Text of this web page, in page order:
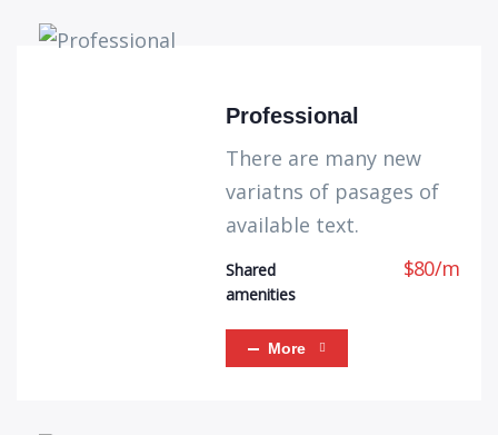
Professional
There are many new
variatns of pasages of
available text.
Shared
amenities
$80/m
More